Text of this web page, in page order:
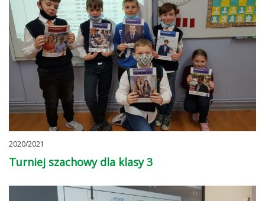
2020/2021
Turniej szachowy dla klasy 3